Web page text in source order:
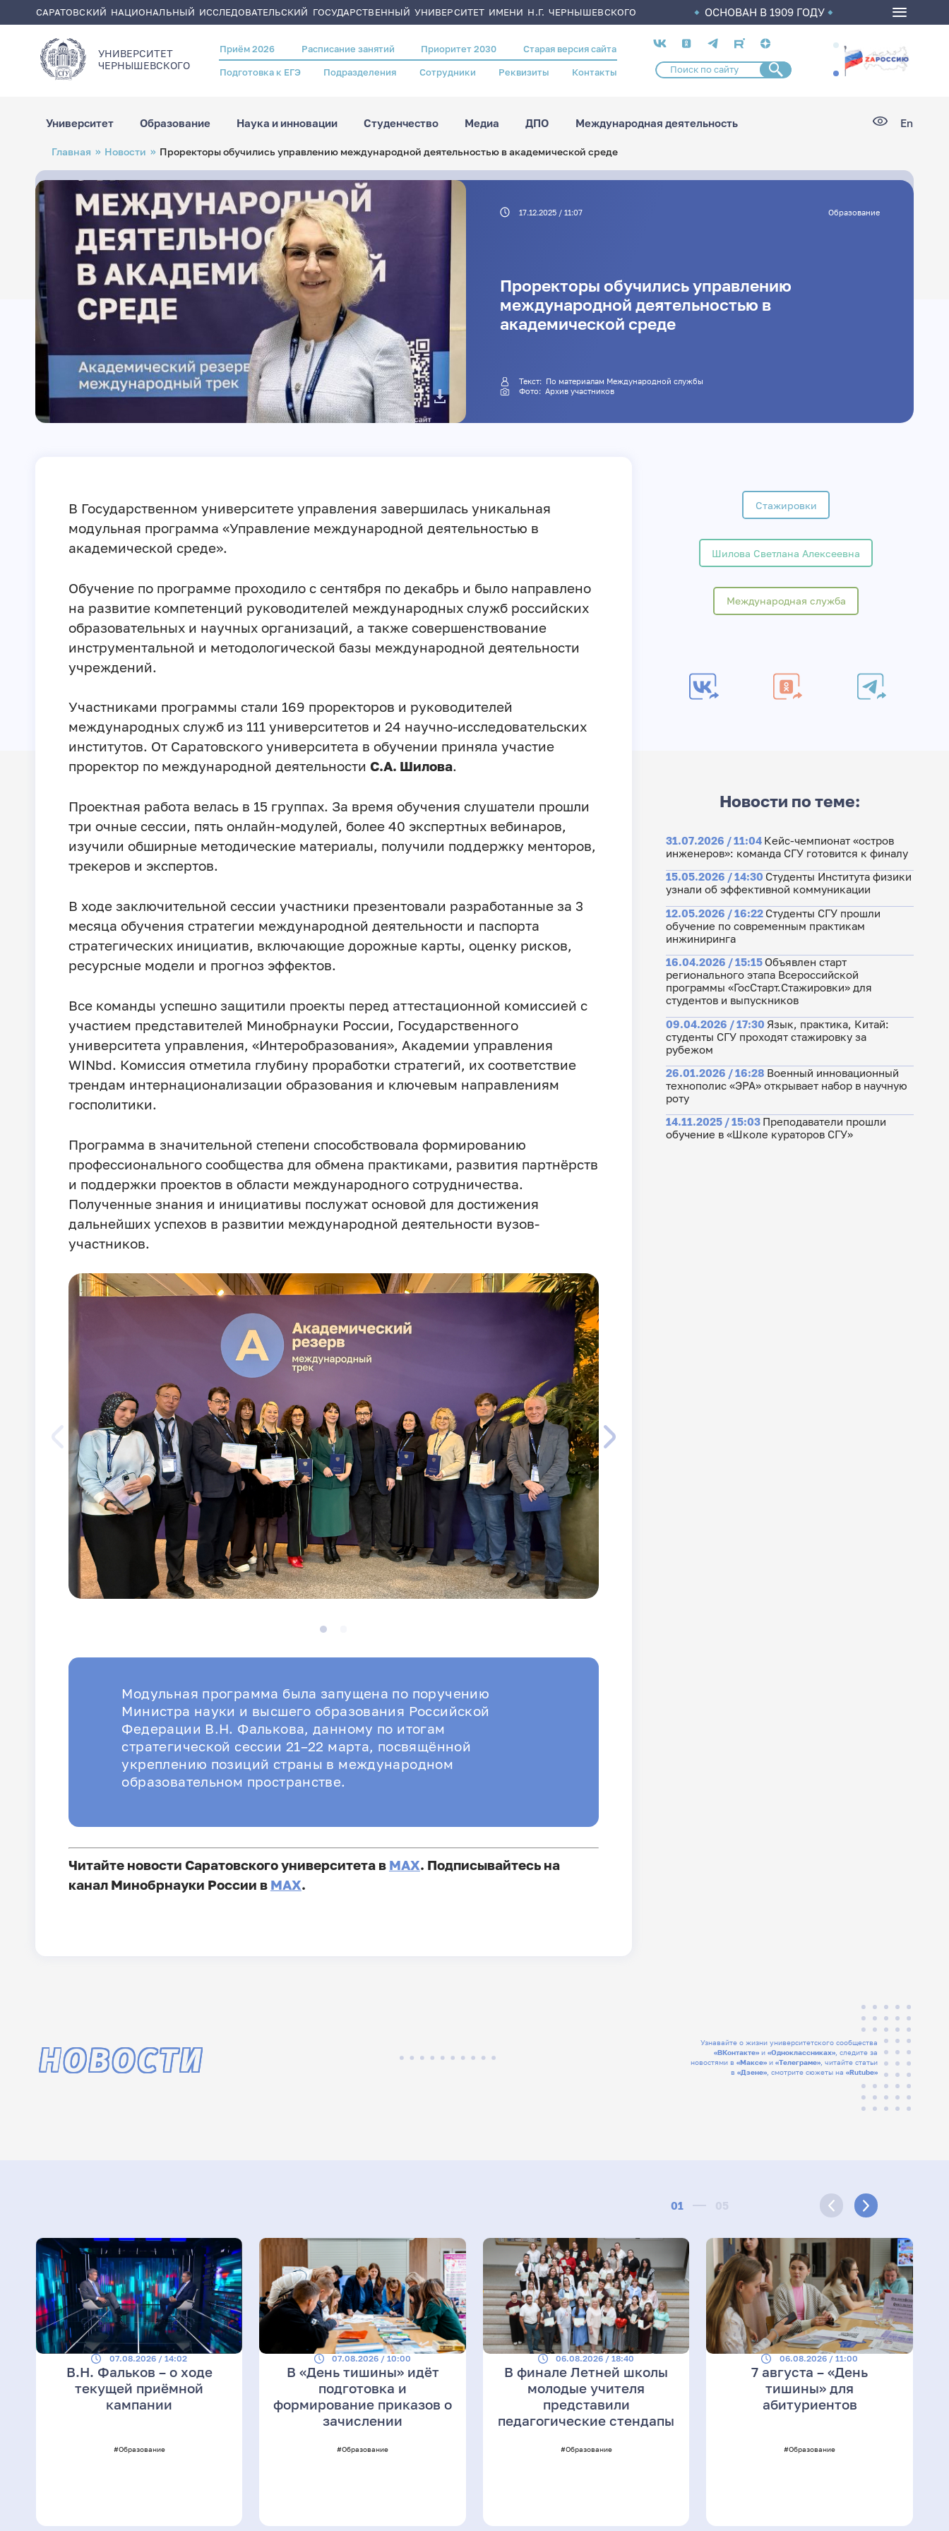
содержанию
САРАТОВСКИЙ НАЦИОНАЛЬНЫЙ ИССЛЕДОВАТЕЛЬСКИЙ ГОСУДАРСТВЕННЫЙ УНИВЕРСИТЕТ ИМЕНИ Н.Г. ЧЕРНЫШЕВСКОГО ОСНОВАН В 1909 ГОДУ
УНИВЕРСИТЕТ
ЧЕРНЫШЕВСКОГO
Header
menu
Приём 2026 Расписание занятий Приоритет 2030 Старая версия сайта
Подготовка к ЕГЭ Подразделения Сотрудники Реквизиты Контакты
Социальные
сети
Университет Образование Наука и инновации Студенчество Медиа ДПО Международная деятельность En
Строка
навигации
Главная Новости Проректоры обучились управлению международной деятельностью в академической среде
17.12.2025 / 11:07 Образование
Проректоры обучились управлению
международной деятельностью в
академической среде
Текст: По материалам Международной службы
Фото: Архив участников
В Государственном университете управления завершилась уникальная
модульная программа «Управление международной деятельностью в
академической среде».
Обучение по программе проходило с сентября по декабрь и было направлено
на развитие компетенций руководителей международных служб российских
образовательных и научных организаций, а также совершенствование
инструментальной и методологической базы международной деятельности
учреждений.
Участниками программы стали 169 проректоров и руководителей
международных служб из 111 университетов и 24 научно-исследовательских
институтов. От Саратовского университета в обучении приняла участие
проректор по международной деятельности С.А. Шилова.
Проектная работа велась в 15 группах. За время обучения слушатели прошли
три очные сессии, пять онлайн-модулей, более 40 экспертных вебинаров,
изучили обширные методические материалы, получили поддержку менторов,
трекеров и экспертов.
В ходе заключительной сессии участники презентовали разработанные за 3
месяца обучения стратегии международной деятельности и паспорта
стратегических инициатив, включающие дорожные карты, оценку рисков,
ресурсные модели и прогноз эффектов.
Все команды успешно защитили проекты перед аттестационной комиссией с
участием представителей Минобрнауки России, Государственного
университета управления, «Интеробразования», Академии управления
WINbd. Комиссия отметила глубину проработки стратегий, их соответствие
трендам интернационализации образования и ключевым направлениям
госполитики.
Программа в значительной степени способствовала формированию
профессионального сообщества для обмена практиками, развития партнёрств
и поддержки проектов в области международного сотрудничества.
Полученные знания и инициативы послужат основой для достижения
дальнейших успехов в развитии международной деятельности вузов-
участников.
Модульная программа была запущена по поручению
Министра науки и высшего образования Российской
Федерации В.Н. Фалькова, данному по итогам
стратегической сессии 21–22 марта, посвящённой
укреплению позиций страны в международном
образовательном пространстве.
Читайте новости Саратовского университета в MAX. Подписывайтесь на
канал Минобрнауки России в MAX.
Стажировки
Шилова Светлана Алексеевна
Международная служба
Новости по теме:
31.07.2026 / 11:04 Кейс-чемпионат «остров
инженеров»: команда СГУ готовится к финалу
15.05.2026 / 14:30 Студенты Института физики
узнали об эффективной коммуникации
12.05.2026 / 16:22 Студенты СГУ прошли
обучение по современным практикам
инжиниринга
16.04.2026 / 15:15 Объявлен старт
регионального этапа Всероссийской
программы «ГосСтарт.Стажировки» для
студентов и выпускников
09.04.2026 / 17:30 Язык, практика, Китай:
студенты СГУ проходят стажировку за
рубежом
26.01.2026 / 16:28 Военный инновационный
технополис «ЭРА» открывает набор в научную
роту
14.11.2025 / 15:03 Преподаватели прошли
обучение в «Школе кураторов СГУ»
Узнавайте о жизни университетского сообщества
«ВКонтакте» и«Одноклассниках», следите за
новостями в«Максе» и«Телеграме», читайте статьи
в«Дзене», смотрите сюжеты на«Rutube»
НОВОСТИ
01 05
07.08.2026 / 14:02
В.Н. Фальков – о ходе
текущей приёмной
кампании
#Образование
07.08.2026 / 10:00
В «День тишины» идёт
подготовка и
формирование приказов о
зачислении
#Образование
06.08.2026 / 18:40
В финале Летней школы
молодые учителя
представили
педагогические стендапы
#Образование
06.08.2026 / 11:00
7 августа – «День
тишины» для
абитуриентов
#Образование